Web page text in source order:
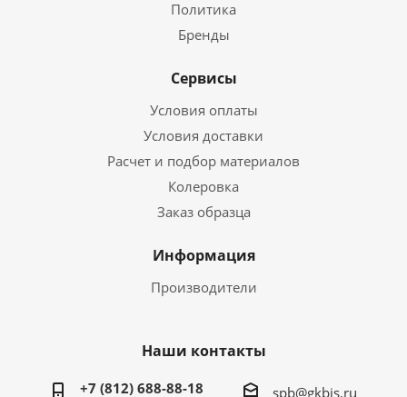
Политика
Бренды
Сервисы
Условия оплаты
Условия доставки
Расчет и подбор материалов
Колеровка
Заказ образца
Информация
Производители
Наши контакты
+7 (812) 688-88-18 spb@gkbis.ru